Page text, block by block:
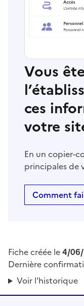
Vous
ces
votre
En un copier-
principales de
Comment
Fiche créée le4/
Dernière
Voir l'historique